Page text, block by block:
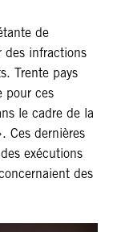
de
des infractions
Trente pays
pour ces
le cadre de la
Ces dernières
exécutions
des